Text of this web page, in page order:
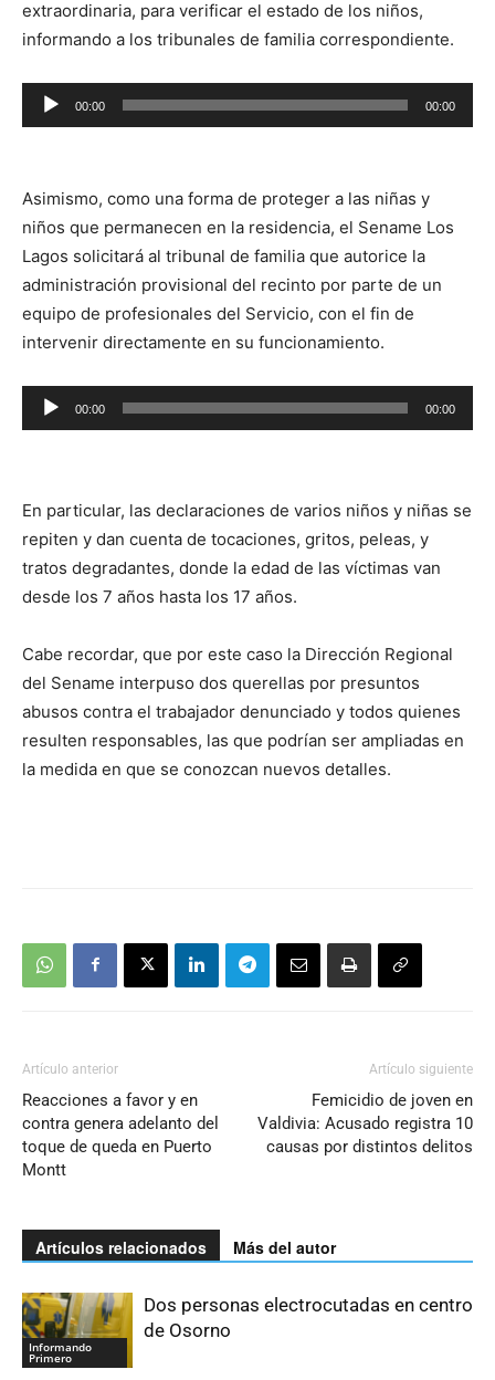
extraordinaria, para verificar el estado de los niños,
informando a los tribunales de familia correspondiente.
Reproductor
de
00:00 00:00
Asimismo, como una forma de proteger a las niñas y
niños que permanecen en la residencia, el Sename Los
Lagos solicitará al tribunal de familia que autorice la
administración provisional del recinto por parte de un
equipo de profesionales del Servicio, con el fin de
intervenir directamente en su funcionamiento.
Reproductor
de
00:00 00:00
En particular, las declaraciones de varios niños y niñas se
repiten y dan cuenta de tocaciones, gritos, peleas, y
tratos degradantes, donde la edad de las víctimas van
desde los 7 años hasta los 17 años.
Cabe recordar, que por este caso la Dirección Regional
del Sename interpuso dos querellas por presuntos
abusos contra el trabajador denunciado y todos quienes
resulten responsables, las que podrían ser ampliadas en
la medida en que se conozcan nuevos detalles.
Artículo anterior
Reacciones a favor y en
contra genera adelanto del
toque de queda en Puerto
Montt
Artículo siguiente
Femicidio de joven en
Valdivia: Acusado registra 10
causas por distintos delitos
Artículos relacionados Más del autor
Informando
Primero
Dos personas electrocutadas en centro
de Osorno